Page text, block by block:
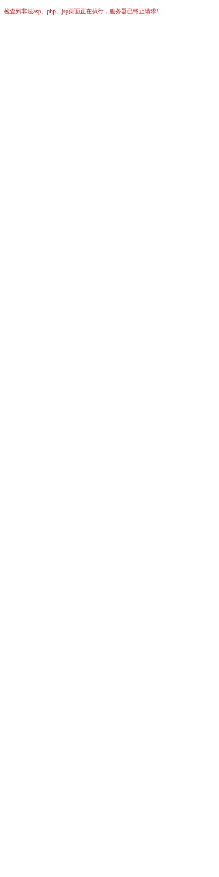
检查到非法asp、php、jsp页面正在执行，服务器已终止请求!